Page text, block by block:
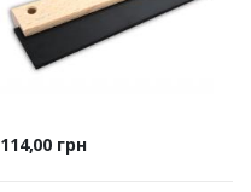
Цена
114,00 грн